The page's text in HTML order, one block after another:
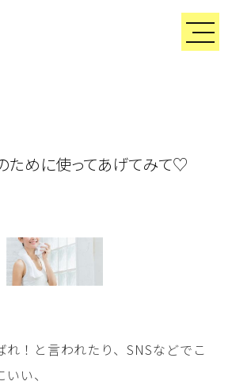
ために使ってあげてみて♡
れ！と言われたり、SNSなどでこ
い、